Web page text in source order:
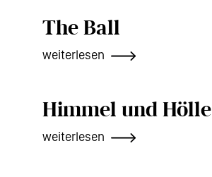
The Ball
weiterlesen
Himmel und Hölle
weiterlesen